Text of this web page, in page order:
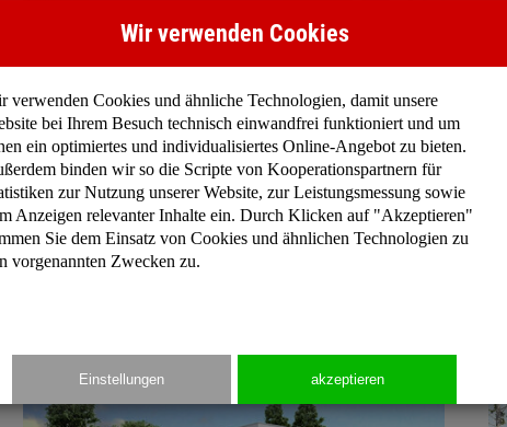
Madison II | Gesamt: 99 m²
Wir verwenden Cookies
verwenden Cookies und ähnliche Technologien, damit unsere
bei Ihrem Besuch technisch einwandfrei funktioniert und um
ein optimiertes und individualisiertes Online-Angebot zu bieten.
binden wir so die Scripte von Kooperationspartnern für
zur Nutzung unserer Website, zur Leistungsmessung sowie
Anzeigen relevanter Inhalte ein. Durch Klicken auf "Akzeptieren"
Sie dem Einsatz von Cookies und ähnlichen Technologien zu
vorgenannten Zwecken zu.
Einstellungen akzeptieren